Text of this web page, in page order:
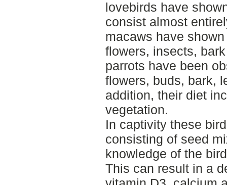
lovebirds have
consist almost
macaws have
flowers, insects,
parrots have been
flowers, buds, bark,
addition, their diet
vegetation.
In captivity these
consisting of seed
knowledge of the
This can result in a